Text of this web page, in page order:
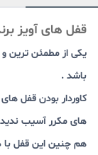
قفل های آویز
یکی از مطمئن ترین و
باشد .
کاوردار بودن قفل های
های مکرر آسیب
هم چنین این قفل با